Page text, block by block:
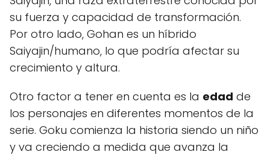
su fuerza y capacidad de transformación.
Por otro lado, Gohan es un híbrido
Saiyajin/humano, lo que podría afectar su
crecimiento y altura.
Otro factor a tener en cuenta es la edad de
los personajes en diferentes momentos de la
serie. Goku comienza la historia siendo un niño
y va creciendo a medida que avanza la